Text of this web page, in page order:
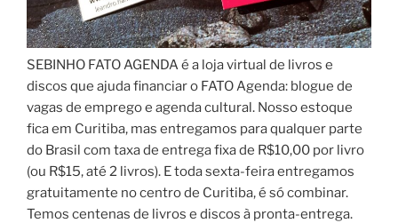
SEBINHO FATO AGENDA é a loja virtual de livros e
discos que ajuda financiar o FATO Agenda: blogue de
vagas de emprego e agenda cultural. Nosso estoque
fica em Curitiba, mas entregamos para qualquer parte
do Brasil com taxa de entrega fixa de R$10,00 por livro
(ou R$15, até 2 livros). E toda sexta-feira entregamos
gratuitamente no centro de Curitiba, é só combinar.
Temos centenas de livros e discos à pronta-entrega.